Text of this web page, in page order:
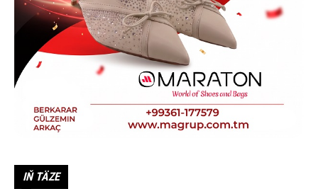
IŇ TÄZE